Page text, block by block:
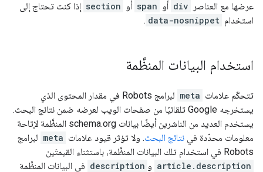
عرضها مع العناصر
div أو span أو section إذا كنت تحتاج إلى
استخدام data-nosnippet
.
استخدام البيانات المنظَّمة
تتحكّم علامات meta لبرامج Robots في مقدار المحتوى الذي
يستخرجه Google تلقائيًا من صفحات الويب لعرضه ضمن نتائج البحث.
يستخدم العديد من الناشرين أيضًا بيانات schema.org المنظَّمة لإتاحة
معلومات محدّدة في نتائج البحث. ولا تؤثر قيود علامات meta لبرامج
Robots في استخدام تلك البيانات المنظَّمة، باستثناء القيمتَين
article.description و description في البيانات المنظَّمة